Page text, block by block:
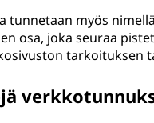
myös
osa, joka seuraa
tarkoituksen